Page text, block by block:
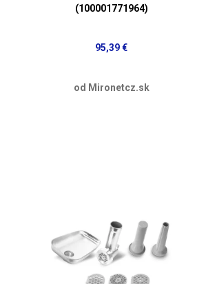
(100001771964)
95,39 €
od Mironetcz.sk